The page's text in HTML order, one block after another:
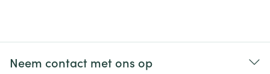
Neem contact met ons op